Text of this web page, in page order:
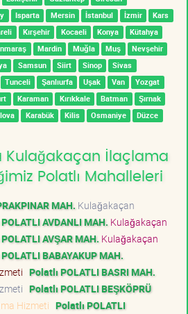
Isparta Mersin İstanbul İzmir
Kars
Kırşehir Kocaeli Konya
Kütahya
Mardin Muğla Muş
Nevşehir
Samsun Siirt Sinop
Sivas
Tunceli Şanlıurfa Uşak Van
Yozgat
Karaman Kırıkkale Batman
Şırnak
Karabük Kilis Osmaniye Düzce
Kulağakaçan İlaçlama
Polatlı Mahalleleri
MAH. Kulağakaçan
AVDANLI MAH. Kulağakaçan
AVŞAR MAH. Kulağakaçan
BABAYAKUP MAH.
Polatlı POLATLI BASRI MAH.
Polatlı POLATLI BEŞKÖPRÜ
Hizmeti Polatlı POLATLI